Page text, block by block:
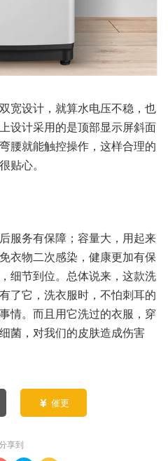
宽设计，就算水电压不稳，也
设计采用的是顶部显示屏斜面
腰就能触控操作，这样合理的
贴心。
服务有保障；容量大，用起来
衣物二次感染，健康更加有保
细节到位。总体说来，这款洗
了它，洗衣服时，不怕刺耳的
情。而且用它洗过的衣服，穿
菌，对我们的皮肤造成伤害
 催更
享到